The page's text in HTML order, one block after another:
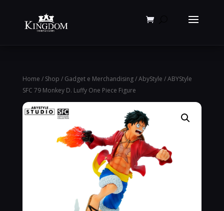
Home / Shop / Gadget e Merchandising/AbyStyle / ABYStyle
SFC 79 Monkey D. Luffy One Piece Figure